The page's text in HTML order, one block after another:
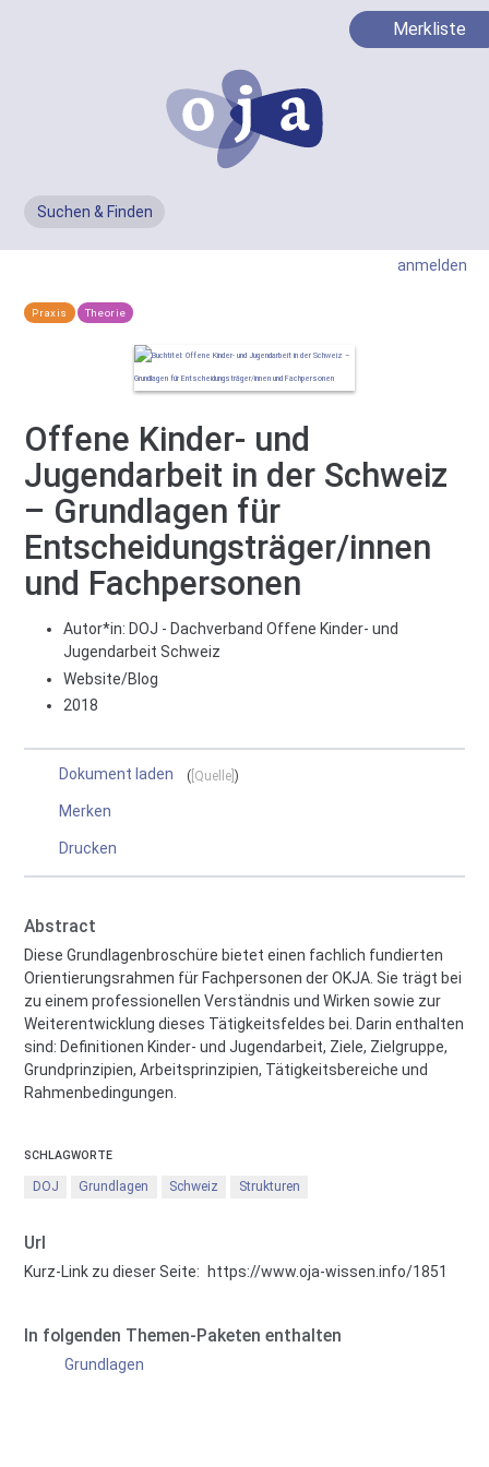
Suchen & Finden
Merkliste
anmelden
Praxis Theorie
Offene Kinder- und
Jugendarbeit in der Schweiz
– Grundlagen für
Entscheidungsträger/innen
und Fachpersonen
Autor*in: DOJ - Dachverband Offene Kinder- und
Jugendarbeit Schweiz
Website/Blog
2018
Dokument laden [Quelle]
Merken
Drucken
Abstract
Diese Grundlagenbroschüre bietet einen fachlich fundierten
Orientierungsrahmen für Fachpersonen der OKJA. Sie trägt bei
zu einem professionellen Verständnis und Wirken sowie zur
Weiterentwicklung dieses Tätigkeitsfeldes bei. Darin enthalten
sind: Definitionen Kinder- und Jugendarbeit, Ziele, Zielgruppe,
Grundprinzipien, Arbeitsprinzipien, Tätigkeitsbereiche und
Rahmenbedingungen.
SCHLAGWORTE
DOJ Grundlagen Schweiz Strukturen
Url
Kurz-Link zu dieser Seite: https://www.oja-wissen.info/1851
In folgenden Themen-Paketen enthalten
Grundlagen